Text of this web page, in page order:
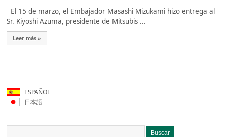
El 15 de marzo, el Embajador Masashi Mizukami hizo entrega al
Sr. Kiyoshi Azuma, presidente de Mitsubis ...
Leer más »
ESPAÑOL
日本語